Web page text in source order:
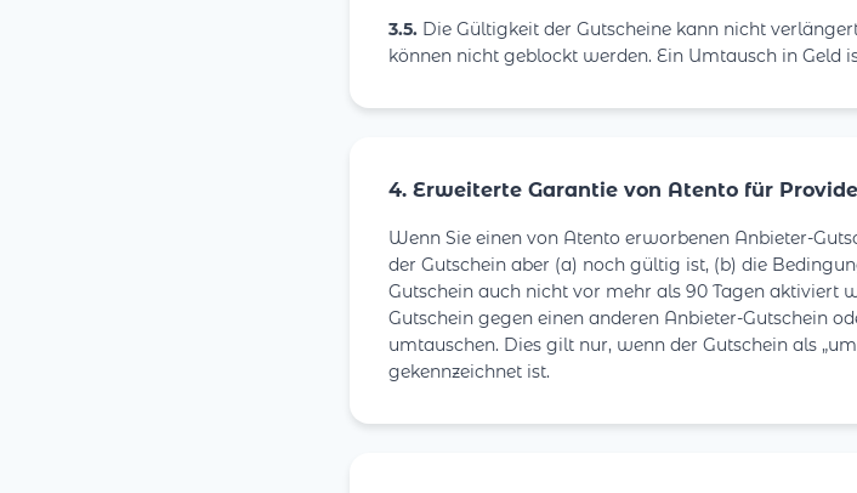
3.5. Die Gültigkeit der Gutscheine kann nicht
können nicht geblockt werden. Ein Umtausch in Geld
4. Erweiterte Garantie von Atento für
Wenn Sie einen von Atento erworbenen Anbieter-
der Gutschein aber (a) noch gültig ist, (b) die
Gutschein auch nicht vor mehr als 90 Tagen aktiviert
Gutschein gegen einen anderen Anbieter-Gutschein
umtauschen. Dies gilt nur, wenn der Gutschein als
gekennzeichnet ist.